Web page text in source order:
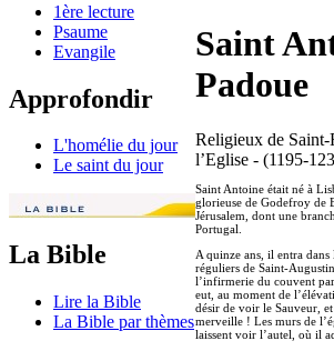
1ère lecture
Psaume
Evangile
Approfondir
L'homélie du jour
Le saint du jour
La Bible
Lire la Bible
La Bible par thèmes
Saint
Padoue
Religieux de Saint-
l’Eglise - (1195-
Saint Antoine était né à
glorieuse de Godefroy de
Jérusalem, dont une
Portugal.
A quinze ans, il entra dans
réguliers de Saint-
l’infirmerie du couvent
eut, au moment de
désir de voir le Sauveur,
merveille ! Les murs de
laissent voir l’autel, où il